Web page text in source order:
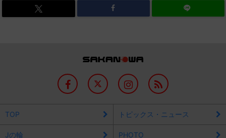
TOP トピックス・ニュース
Jの輪 PHOTO